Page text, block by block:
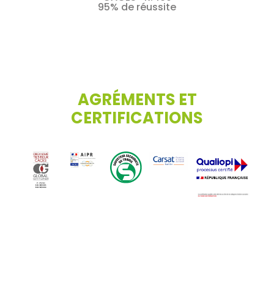
95% de réussite
AGRÉMENTS ET
CERTIFICATIONS